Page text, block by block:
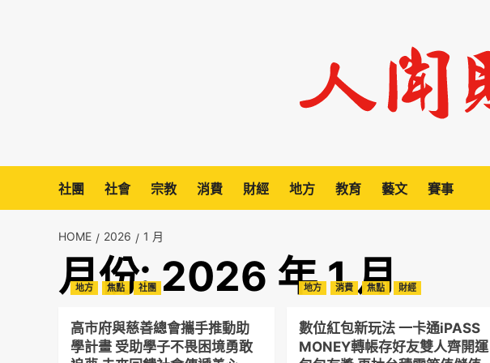
社團 社會 宗教 消費 財經 地方 教育 藝文 賽事
HOME 2026 1 月
月份:2026 年 1 月
地方 焦點 社團
高市府與慈善總會攜手推動助
學計畫 受助學子不畏困境勇敢
地方 消費 焦點 財經
數位紅包新玩法 一卡通iPASS
MONEY轉帳存好友雙人齊開運